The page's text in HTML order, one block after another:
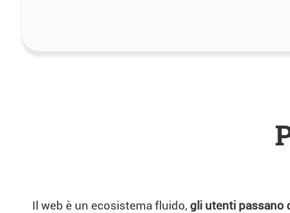
Il web è un ecosistema fluido, gli utenti passano